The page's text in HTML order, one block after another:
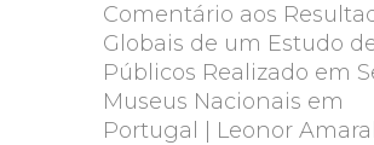
Comentário aos
Globais de um Estudo
Públicos Realizado em
Museus Nacionais em
Portugal | Leonor Amaral